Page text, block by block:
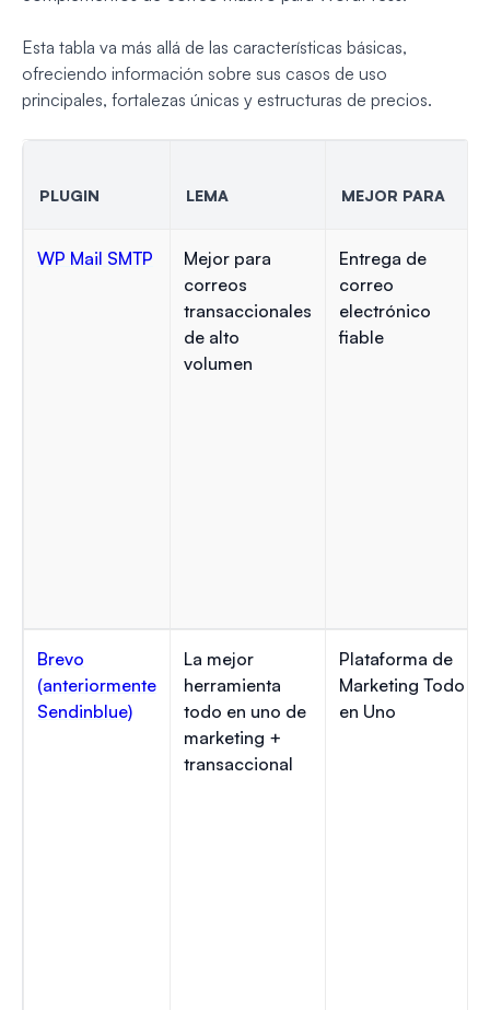
Esta tabla va más allá de las características básicas,
ofreciendo información sobre sus casos de uso
principales, fortalezas únicas y estructuras de precios.
PLUGIN LEMA MEJOR PARA
WP Mail SMTP
Mejor para
correos
transaccionales
de alto
volumen
Entrega de
correo
electrónico
fiable
Brevo
(anteriormente
Sendinblue)
La mejor
herramienta
todo en uno de
marketing +
transaccional
Plataforma de
Marketing Todo
en Uno